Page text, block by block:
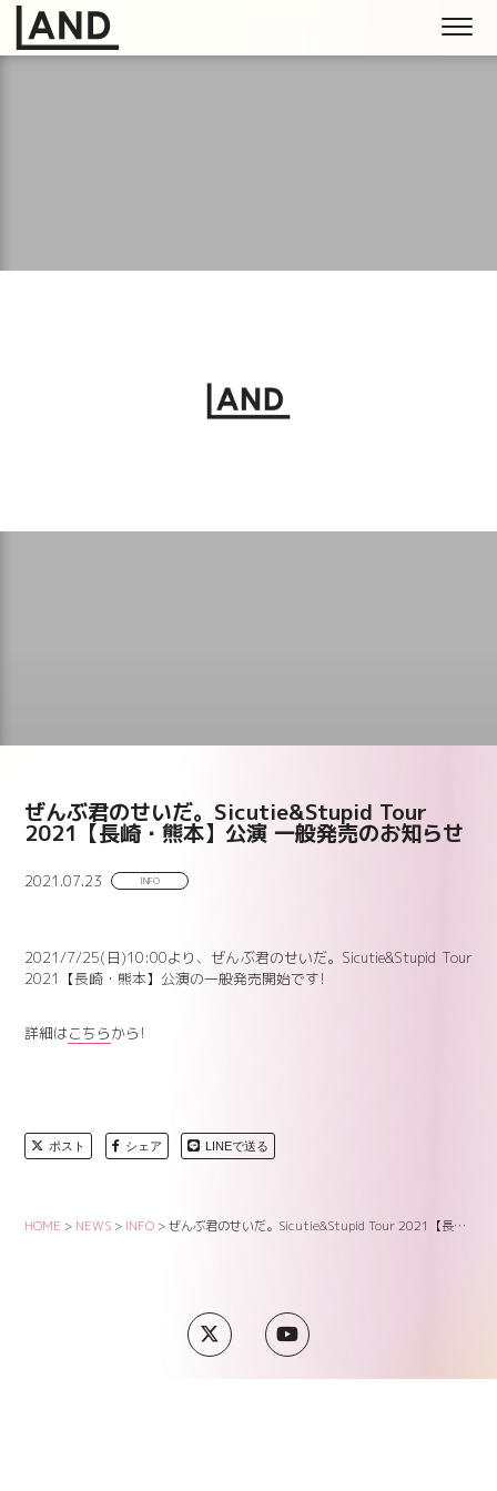
ぜんぶ君のせいだ。Sicutie&Stupid Tour
2021【長崎・熊本】公演 一般発売のお知らせ
2021.07.23 INFO
2021/7/25(日)10:00より、ぜんぶ君のせいだ。Sicutie&Stupid Tour
2021【長崎・熊本】公演の一般発売開始です!
詳細はこちらから!
ポスト シェア LINEで送る
HOME > NEWS > INFO >ぜんぶ君のせいだ。Sicutie&Stupid Tour 2021【長崎・熊本】公演 一般発売のお知らせ